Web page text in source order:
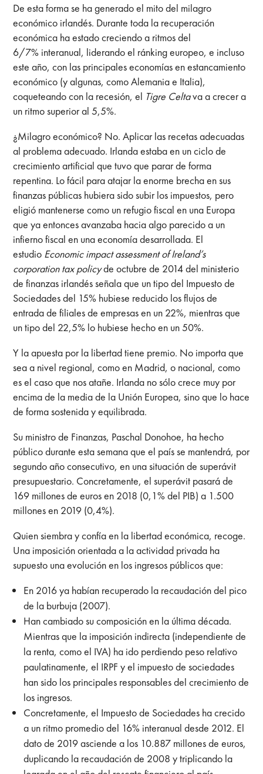
De esta forma se ha generado el mito del milagro
económico irlandés. Durante toda la recuperación
económica ha estado creciendo a ritmos del
6/7% interanual, liderando el ránking europeo, e incluso
este año, con las principales economías en estancamiento
económico (y algunas, como Alemania e Italia),
coqueteando con la recesión, el Tigre Celtava a crecer a
un ritmo superior al 5,5%.
¿Milagro económico? No. Aplicar las recetas adecuadas
al problema adecuado. Irlanda estaba en un ciclo de
crecimiento artificial que tuvo que parar de forma
repentina. Lo fácil para atajar la enorme brecha en sus
finanzas públicas hubiera sido subir los impuestos, pero
eligió mantenerse como un refugio fiscal en una Europa
que ya entonces avanzaba hacia algo parecido a un
infierno fiscal en una economía desarrollada. El
estudio Economic impact assessment of Ireland’s
corporation tax policyde octubre de 2014 del ministerio
de finanzas irlandés señala que un tipo del Impuesto de
Sociedades del 15% hubiese reducido los flujos de
entrada de filiales de empresas en un 22%, mientras que
un tipo del 22,5% lo hubiese hecho en un 50%.
Y la apuesta por la libertad tiene premio. No importa que
sea a nivel regional, como en Madrid, o nacional, como
es el caso que nos atañe. Irlanda no sólo crece muy por
encima de la media de la Unión Europea, sino que lo hace
de forma sostenida y equilibrada.
Su ministro de Finanzas, Paschal Donohoe, ha hecho
público durante esta semana que el país se mantendrá, por
segundo año consecutivo, en una situación de superávit
presupuestario. Concretamente, el superávit pasará de
169 millones de euros en 2018 (0,1% del PIB) a 1.500
millones en 2019 (0,4%).
Quien siembra y confía en la libertad económica, recoge.
Una imposición orientada a la actividad privada ha
supuesto una evolución en los ingresos públicos que:
En 2016 ya habían recuperado la recaudación del pico
de la burbuja (2007).
Han cambiado su composición en la última década.
Mientras que la imposición indirecta (independiente de
la renta, como el IVA) ha ido perdiendo peso relativo
paulatinamente, el IRPF y el impuesto de sociedades
han sido los principales responsables del crecimiento de
los ingresos.
Concretamente, el Impuesto de Sociedades ha crecido
a un ritmo promedio del 16% interanual desde 2012. El
dato de 2019 asciende a los 10.887 millones de euros,
duplicando la recaudación de 2008 y triplicando la